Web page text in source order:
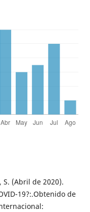
S. (Abril de 2020).
19?:.Obtenido de